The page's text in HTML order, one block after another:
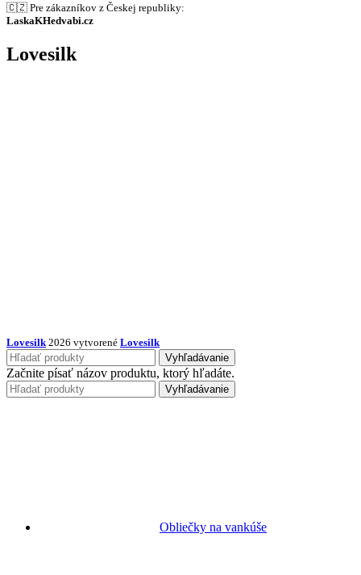
🇨🇿 Pre zákazníkov z Českej republiky:
LaskaKHedvabi.cz
Lovesilk
Lovesilk 2026 vytvorené Lovesilk
Vyhľadávanie
Začnite písať názov produktu, ktorý hľadáte.
Vyhľadávanie
Obliečky na vankúše